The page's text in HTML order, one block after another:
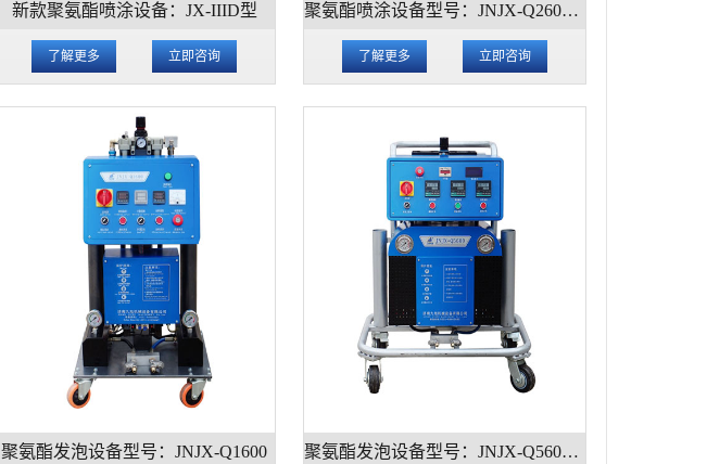
新款聚氨酯喷涂设备：JX-IIID型
了解更多 立即咨询
聚氨酯喷涂设备型号：JNJX-Q2600(D)型
了解更多 立即咨询
聚氨酯发泡设备型号：JNJX-Q1600 聚氨酯发泡设备型号：JNJX-Q5600型